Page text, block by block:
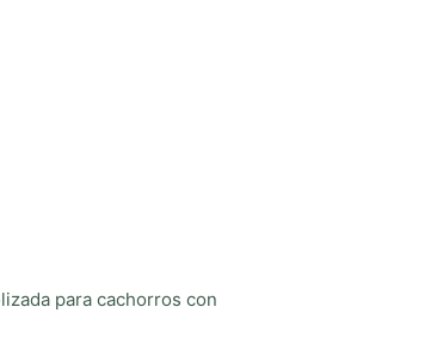
para cachorros con